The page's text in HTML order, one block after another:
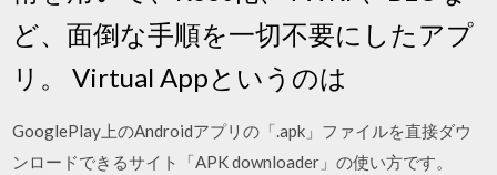
ど、面倒な手順を一切不要にしたアプ
リ。 Virtual Appというのは
GooglePlay上のAndroidアプリの「.apk」ファイルを直接ダウ
ンロードできるサイト「APK downloader」の使い方です。